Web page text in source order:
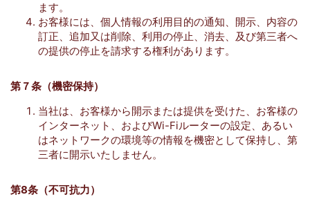
ます。
お客様には、個人情報の利用目的の通知、開示、内容の
訂正、追加又は削除、利用の停止、消去、及び第三者へ
の提供の停止を請求する権利があります。
第７条（機密保持）
当社は、お客様から開示または提供を受けた、お客様の
インターネット、およびWi-Fiルーターの設定、あるい
はネットワークの環境等の情報を機密として保持し、第
三者に開示いたしません。
第8条（不可抗力）